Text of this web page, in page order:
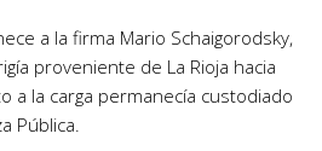
a la firma Mario Schaigorodsky,
proveniente de La Rioja hacia
a la carga permanecía custodiado
Pública.